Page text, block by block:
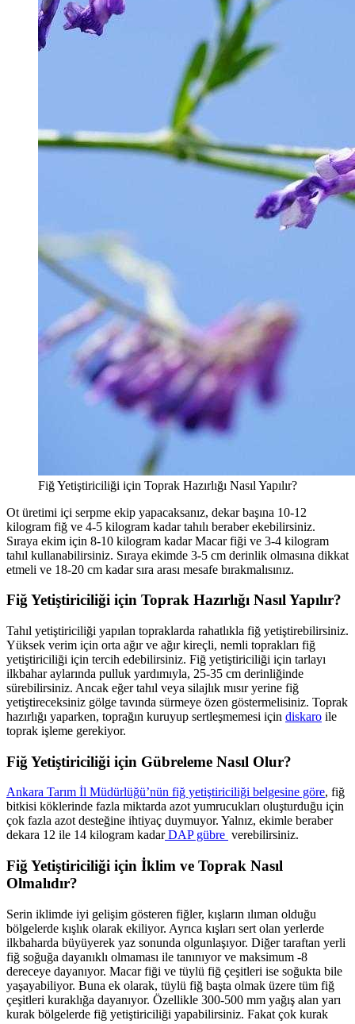
Fiğ Yetiştiriciliği için Toprak Hazırlığı Nasıl Yapılır?
Ot üretimi içi serpme ekip yapacaksanız, dekar başına 10-12
kilogram fiğ ve 4-5 kilogram kadar tahılı beraber ekebilirsiniz.
Sıraya ekim için 8-10 kilogram kadar Macar fiği ve 3-4 kilogram
tahıl kullanabilirsiniz. Sıraya ekimde 3-5 cm derinlik olmasına dikkat
etmeli ve 18-20 cm kadar sıra arası mesafe bırakmalısınız.
Fiğ Yetiştiriciliği için Toprak Hazırlığı Nasıl Yapılır?
Tahıl yetiştiriciliği yapılan topraklarda rahatlıkla fiğ yetiştirebilirsiniz.
Yüksek verim için orta ağır ve ağır kireçli, nemli toprakları fiğ
yetiştiriciliği için tercih edebilirsiniz. Fiğ yetiştiriciliği için tarlayı
ilkbahar aylarında pulluk yardımıyla, 25-35 cm derinliğinde
sürebilirsiniz. Ancak eğer tahıl veya silajlık mısır yerine fiğ
yetiştireceksiniz gölge tavında sürmeye özen göstermelisiniz. Toprak
hazırlığı yaparken, toprağın kuruyup sertleşmemesi için diskaro ile
toprak işleme gerekiyor.
Fiğ Yetiştiriciliği için Gübreleme Nasıl Olur?
Ankara Tarım İl Müdürlüğü’nün fiğ yetiştiriciliği belgesine göre, fiğ
bitkisi köklerinde fazla miktarda azot yumrucukları oluşturduğu için
çok fazla azot desteğine ihtiyaç duymuyor. Yalnız, ekimle beraber
dekara 12 ile 14 kilogram kadarDAP gübre verebilirsiniz.
Fiğ Yetiştiriciliği için İklim ve Toprak Nasıl
Olmalıdır?
Serin iklimde iyi gelişim gösteren fiğler, kışların ılıman olduğu
bölgelerde kışlık olarak ekiliyor. Ayrıca kışları sert olan yerlerde
ilkbaharda büyüyerek yaz sonunda olgunlaşıyor. Diğer taraftan yerli
fiğ soğuğa dayanıklı olmaması ile tanınıyor ve maksimum -8
dereceye dayanıyor. Macar fiği ve tüylü fiğ çeşitleri ise soğukta bile
yaşayabiliyor. Buna ek olarak, tüylü fiğ başta olmak üzere tüm fiğ
çeşitleri kuraklığa dayanıyor. Özellikle 300-500 mm yağış alan yarı
kurak bölgelerde fiğ yetiştiriciliği yapabilirsiniz. Fakat çok kurak